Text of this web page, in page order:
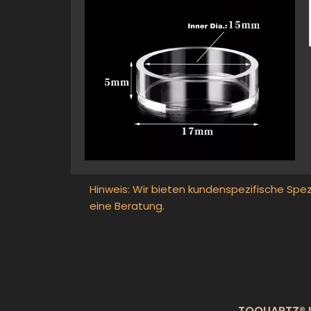
Brechungsindex
UV-Durchlässigkeit
Sichtbare Durchlässigkeit
4. Thermische Eigenschaften
Widerstandsfähigkeit gegen thermische Schocks
Hinweis: Wir bieten kundenspezifische
eine Beratung.